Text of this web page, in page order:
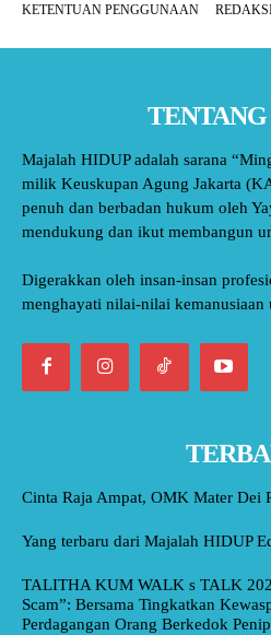
KETENTUAN PENGGUNAAN
Majalah HIDUP adalah sarana
milik Keuskupan Agung Jakarta
penuh dan berbadan hukum oleh
mendukung dan ikut membangun
Digerakkan oleh insan-insan
menghayati nilai-nilai kemanusiaan
Cinta Raja Ampat, OMK Mater Dei
Yang terbaru dari Majalah HIDUP
TALITHA KUM WALK s TALK
Scam”: Bersama Tingkatkan
Perdagangan Orang Berkedok